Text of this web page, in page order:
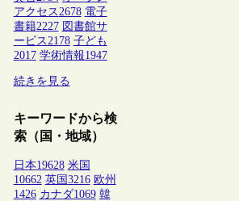
アクセス2678 電子
書籍2227 図書館サ
ービス2178 子ども
2017 学術情報1947
続きを見る
キーワードから検
索（国・地域）
日本19628 米国
10662 英国 3216 欧州
1426 カナダ1069 韓